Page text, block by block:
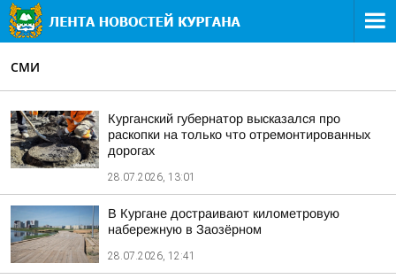
СМИ
Курганский губернатор высказался про
раскопки на только что отремонтированных
дорогах
28.07.2026, 13:01
В Кургане достраивают километровую
набережную в Заозёрном
28.07.2026, 12:41